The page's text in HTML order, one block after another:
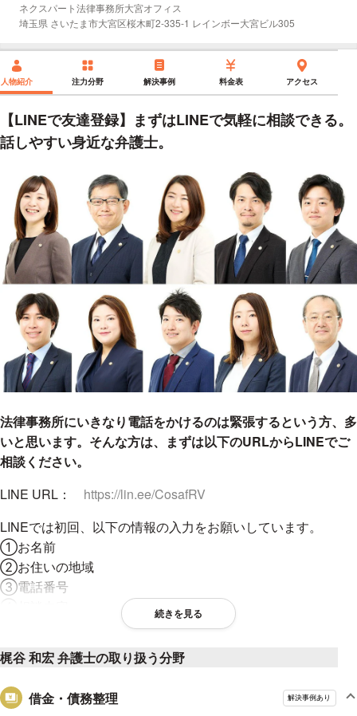
所属事務所：
ネクスパート法律事務所大宮オフィス
所在地：
埼玉県 さいたま市大宮区桜木町2-335-1 レインボー大宮ビル305
人物紹介 注力分野 解決事例 料金表 アクセス
【LINEで友達登録】まずはLINEで気軽に相談できる。
話しやすい身近な弁護士。
法律事務所にいきなり電話をかけるのは緊張するという方、多
いと思います。そんな方は、まずは以下のURLからLINEでご
相談ください。
LINE URL： https://lin.ee/CosafRV
LINEでは初回、以下の情報の入力をお願いしています。
①お名前
②お住いの地域
③電話番号
いことになっていますので、お名前は必須になります（万一相
ないため）。
続きを見る
梶谷 和宏 弁護士の取り扱う分野
借金・債務整理 解決事例あり